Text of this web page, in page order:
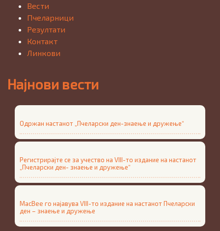
Вести
Пчеларници
Резултати
Контакт
Линкови
Најнови вести
Одржан настанот „Пчеларски ден-знаење и дружење“
Регистрирајте се за учество на VIII-то издание на настанот
„Пчеларски ден- знаење и дружење“
MacBee го најавува VIII-то издание на настанот Пчеларски
ден – знаење и дружење